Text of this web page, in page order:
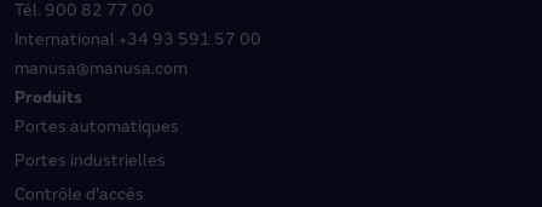
Tél. 900 82 77 00
International +34 93 591 57 00
manusa@manusa.com
Produits
Portes automatiques
Portes industrielles
Contrôle d'accès